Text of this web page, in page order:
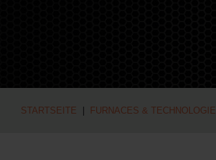
STARTSEITE | FURNACES &